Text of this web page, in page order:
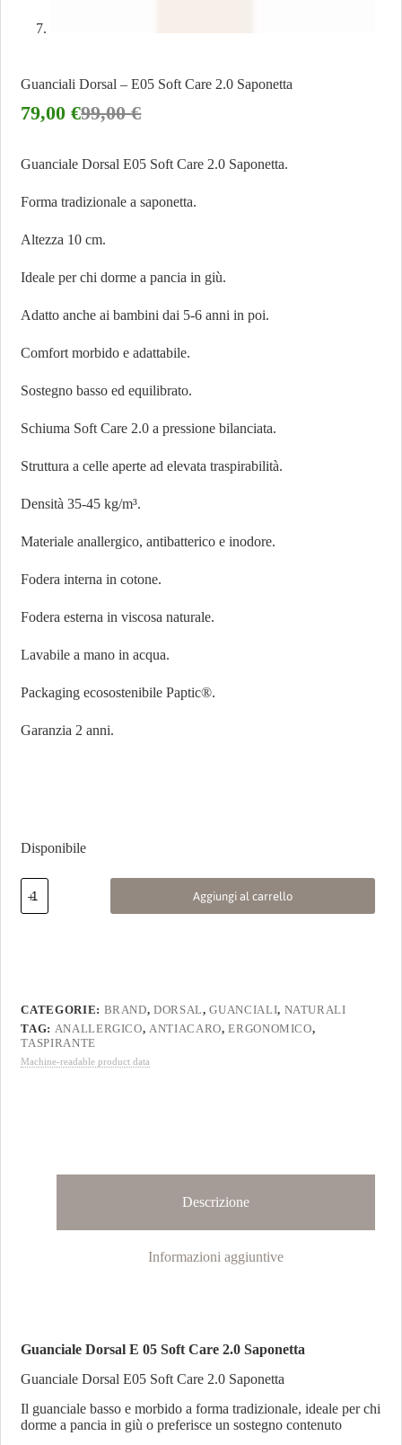
Guanciali Dorsal – E05 Soft Care 2.0 Saponetta
99,00€
79,00€
Guanciale Dorsal E05 Soft Care 2.0 Saponetta.
Forma tradizionale a saponetta.
Altezza 10 cm.
Ideale per chi dorme a pancia in giù.
Adatto anche ai bambini dai 5-6 anni in poi.
Comfort morbido e adattabile.
Sostegno basso ed equilibrato.
Schiuma Soft Care 2.0 a pressione bilanciata.
Struttura a celle aperte ad elevata traspirabilità.
Densità 35-45 kg/m³.
Materiale anallergico, antibatterico e inodore.
Fodera interna in cotone.
Fodera esterna in viscosa naturale.
Lavabile a mano in acqua.
Packaging ecosostenibile Paptic®.
Garanzia 2 anni.
Disponibile
Aggiungi al carrello
CATEGORIE: BRAND,DORSAL,GUANCIALI, NATURALI
TAG: ANALLERGICO,ANTIACARO,ERGONOMICO,
TASPIRANTE
Machine-readable product data
Descrizione
Informazioni aggiuntive
Guanciale Dorsal E 05 Soft Care 2.0 Saponetta
Guanciale Dorsal E05 Soft Care 2.0 Saponetta
Il guanciale basso e morbido a forma tradizionale, ideale per chi
dorme a pancia in giù o preferisce un sostegno contenuto